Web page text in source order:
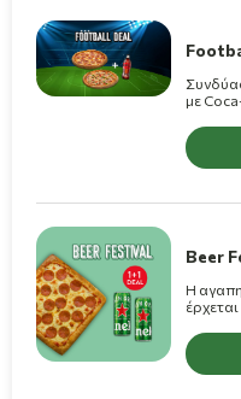
με
Beer
Η